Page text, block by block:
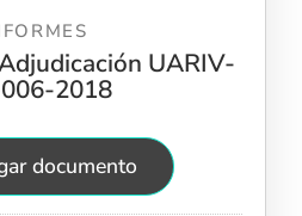
UARIV-
2018
documento